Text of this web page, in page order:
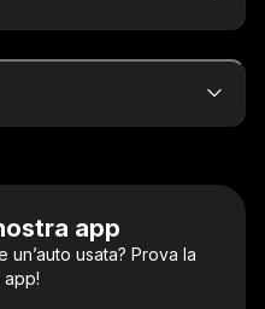
app
usata? Prova la
app!